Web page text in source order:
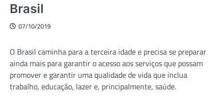
Brasil
07/10/2019
O Brasil caminha para a terceira idade e precisa se preparar
ainda mais para garantir o acesso aos serviços que possam
promover e garantir uma qualidade de vida que inclua
trabalho, educação, lazer e, principalmente, saúde.